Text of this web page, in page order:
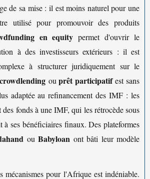
de sa mise : il est moins naturel pour une
utilisé pour promouvoir des produits
en equity permet d'ouvrir le
à des investisseurs extérieurs : il est
à structurer juridiquement sur le
crowdlendingouprêt participatifest sans
adaptée au refinancement des IMF : les
fonds à une IMF, qui les rétrocède sous
à ses bénéficiaires finaux. Des plateformes
ou Babyloan ont bâti leur modèle
mécanismes pour l'Afrique est indéniable.